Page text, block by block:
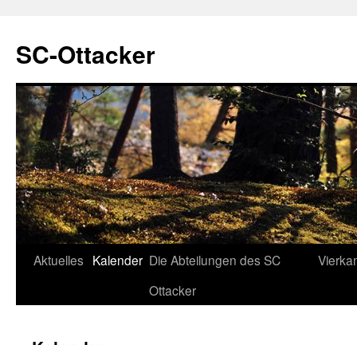
SC-Ottacker
Zum
Aktuelles Kalender Die Abteilungen des SC
Ottacker